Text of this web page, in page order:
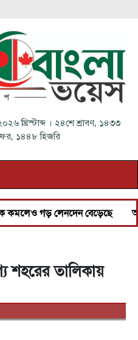
খ্রিস্টাব্দ । ২৪শে শ্রাবণ, ১৪৩৩
১৪৪৮ হিজরি
লেনদেন বেড়েছে আগস্টজুড়ে
শহরের তালিকায়